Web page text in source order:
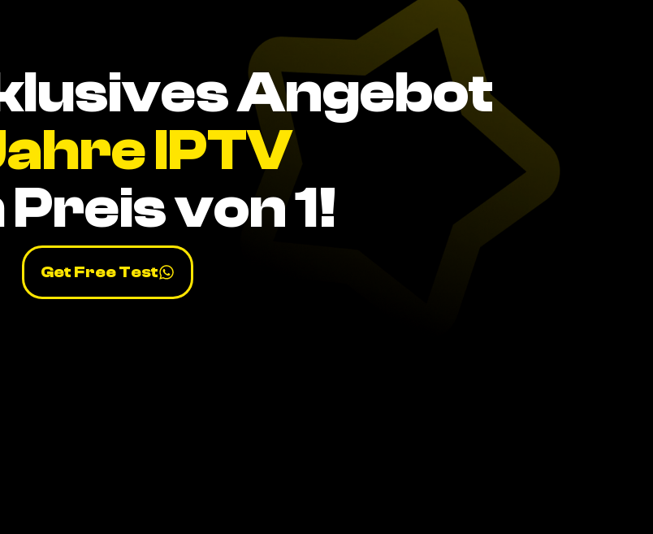
Angebot
IPTV
von 1!
Get Free Test